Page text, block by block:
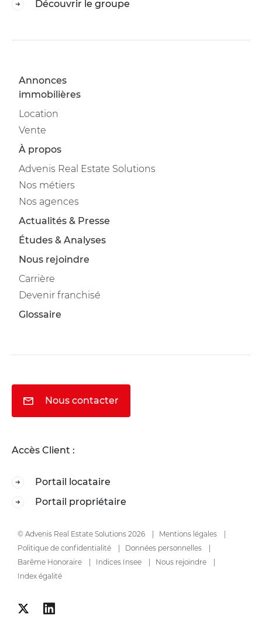
Découvrir le groupe
Annonces
immobilières
Location
Vente
À propos
Advenis Real Estate Solutions
Nos métiers
Nos agences
Actualités & Presse
Études & Analyses
Nous rejoindre
Carrière
Devenir franchisé
Glossaire
Nous contacter
Accès Client :
Portail locataire
Portail propriétaire
© Advenis Real Estate Solutions 2026
Mentions légales
Politique de confidentialité
Données personnelles
Barême Honoraire
Indices Insee
Nous rejoindre
Index égalité